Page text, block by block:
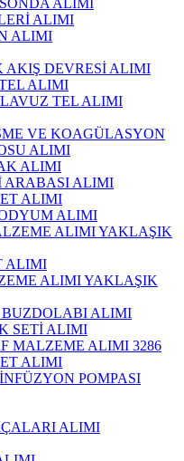
ALIMI
ALIMI
AKIŞ DEVRESİ ALIMI
ALIMI
TEL ALIMI
VE KOAGÜLASYON
ALIMI
ALIMI
ARABASI ALIMI
ALIMI
ALIMI
ALIMI YAKLAŞIK
ALIMI
ALIMI YAKLAŞIK
BUZDOLABI ALIMI
SETİ ALIMI
MALZEME ALIMI 3286
ALIMI
POMPASI
ALIMI